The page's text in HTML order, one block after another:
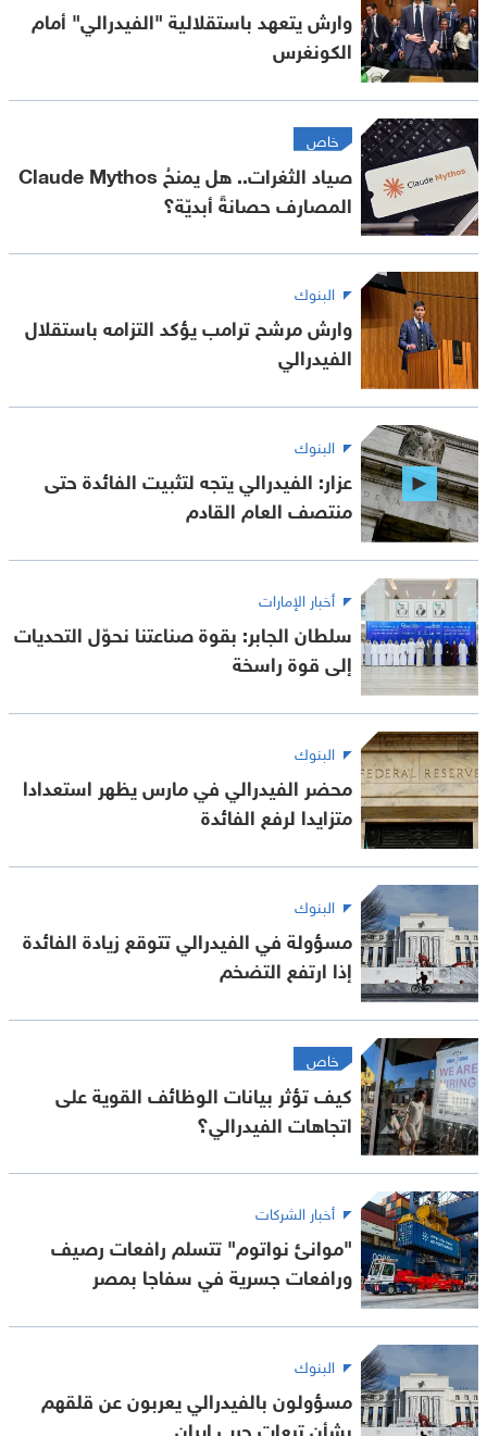
وارش يتعهد باستقلالية "الفيدرالي" أمام
الكونغرس
خاص
صياد الثغرات.. هل يمنحُ Claude Mythos
المصارف حصانةً أبديّة؟
البنوك
وارش مرشح ترامب يؤكد التزامه باستقلال
الفيدرالي
البنوك
عزار: الفيدرالي يتجه لتثبيت الفائدة حتى
منتصف العام القادم
أخبار الإمارات
سلطان الجابر: بقوة صناعتنا نحوّل التحديات
إلى قوة راسخة
البنوك
محضر الفيدرالي في مارس يظهر استعدادا
متزايدا لرفع الفائدة
البنوك
مسؤولة في الفيدرالي تتوقع زيادة الفائدة
إذا ارتفع التضخم
خاص
كيف تؤثر بيانات الوظائف القوية على
اتجاهات الفيدرالي؟
أخبار الشركات
"موانئ نواتوم" تتسلم رافعات رصيف
ورافعات جسرية في سفاجا بمصر
البنوك
مسؤولون بالفيدرالي يعربون عن قلقهم
بشأن تبعات حرب إيران